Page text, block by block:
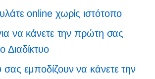
online χωρίς ιστότοπο
να κάνετε την πρώτη σας
εμποδίζουν να κάνετε την